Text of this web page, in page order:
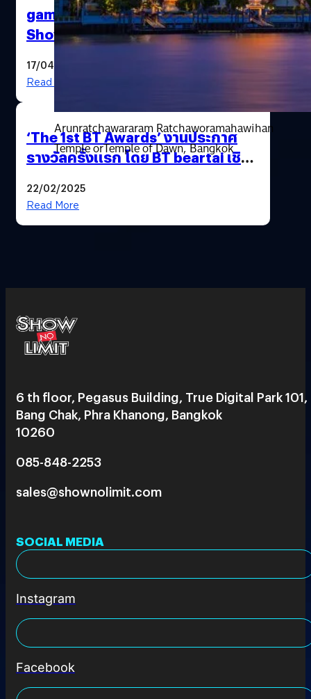
Arunratchawararam Ratchaworamahawihan
Temple orTemple of Dawn, Bangkok
gamescom asia x Thailand Game
Show มีอะไรบ้างที่เหล่าค่ายเกมและ
แบรนด์ต่าง ๆ ควรจับตามอง
17/04/2025
Read More
‘The 1st BT Awards’ งานประกาศ
รางวัลครั้งแรก โดย BT beartai เชิดชู
เพื่อสังคมไทย และทำให้โลกนี้ดีขึ้น
22/02/2025
Read More
6 th floor, Pegasus Building, True Digital Park 101,
Bang Chak, Phra Khanong, Bangkok
10260
085-848-2253
sales@shownolimit.com
SOCIAL MEDIA
Instagram
Facebook